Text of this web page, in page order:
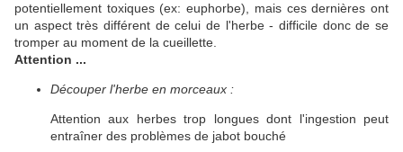
potentiellement toxiques (ex: euphorbe), mais ces dernières ont
un aspect très différent de celui de l'herbe - difficile donc de se
tromper au moment de la cueillette.
Attention ...
Découper l'herbe en morceaux :
Attention aux herbes trop longues dont l'ingestion peut
entraîner des problèmes de jabot bouché